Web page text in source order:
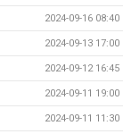
2024-09-16 08:40
2024-09-13 17:00
2024-09-12 16:45
2024-09-11 19:00
2024-09-11 11:30